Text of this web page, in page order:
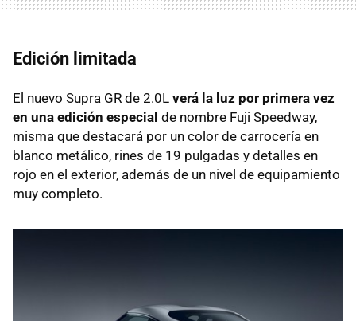
Edición limitada
El nuevo Supra GR de 2.0L verá la luz por primera vez
en una edición especial de nombre Fuji Speedway,
misma que destacará por un color de carrocería en
blanco metálico, rines de 19 pulgadas y detalles en
rojo en el exterior, además de un nivel de equipamiento
muy completo.